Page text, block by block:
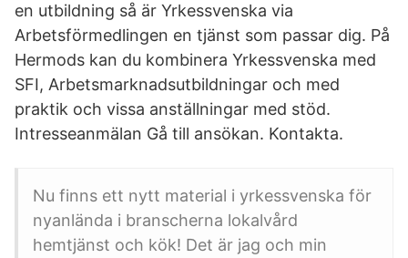
en utbildning så är Yrkessvenska via
Arbetsförmedlingen en tjänst som passar dig. På
Hermods kan du kombinera Yrkessvenska med
SFI, Arbetsmarknadsutbildningar och med
praktik och vissa anställningar med stöd.
Intresseanmälan Gå till ansökan. Kontakta.
Nu finns ett nytt material i yrkessvenska för
nyanlända i branscherna lokalvård
hemtjänst och kök! Det är jag och min